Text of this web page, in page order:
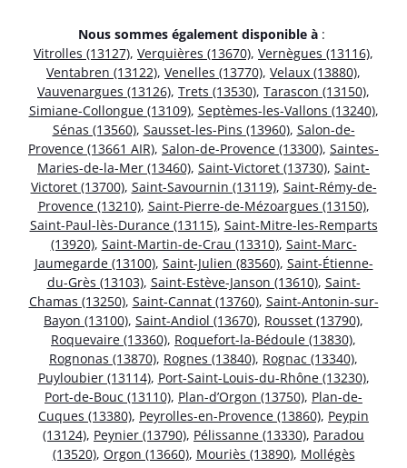
Nous sommes également disponible à :
Vitrolles (13127), Verquières (13670), Vernègues (13116),
Ventabren (13122), Venelles (13770), Velaux (13880),
Vauvenargues (13126), Trets (13530), Tarascon (13150),
Simiane-Collongue (13109), Septèmes-les-Vallons (13240),
Sénas (13560), Sausset-les-Pins (13960), Salon-de-
Provence (13661 AIR), Salon-de-Provence (13300), Saintes-
Maries-de-la-Mer (13460), Saint-Victoret (13730), Saint-
Victoret (13700), Saint-Savournin (13119), Saint-Rémy-de-
Provence (13210), Saint-Pierre-de-Mézoargues (13150),
Saint-Paul-lès-Durance (13115), Saint-Mitre-les-Remparts
(13920), Saint-Martin-de-Crau (13310), Saint-Marc-
Jaumegarde (13100), Saint-Julien (83560), Saint-Étienne-
du-Grès (13103), Saint-Estève-Janson (13610), Saint-
Chamas (13250), Saint-Cannat (13760), Saint-Antonin-sur-
Bayon (13100), Saint-Andiol (13670), Rousset (13790),
Roquevaire (13360), Roquefort-la-Bédoule (13830),
Rognonas (13870), Rognes (13840), Rognac (13340),
Puyloubier (13114), Port-Saint-Louis-du-Rhône (13230),
Port-de-Bouc (13110), Plan-d’Orgon (13750), Plan-de-
Cuques (13380), Peyrolles-en-Provence (13860), Peypin
(13124), Peynier (13790), Pélissanne (13330), Paradou
(13520), Orgon (13660), Mouriès (13890), Mollégès